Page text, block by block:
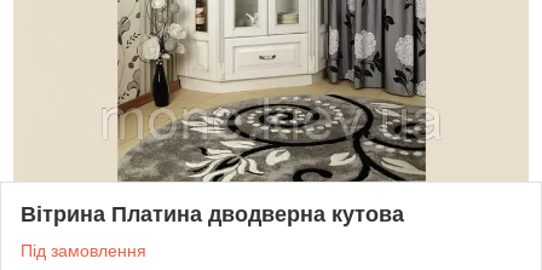
Вітрина Платина дводверна кутова
Під замовлення